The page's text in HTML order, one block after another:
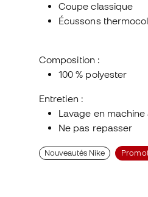
Coupe classique
Écussons
Composition :
100 % polyester
Entretien :
Lavage en
Ne pas repasser
Nouveautés Nike